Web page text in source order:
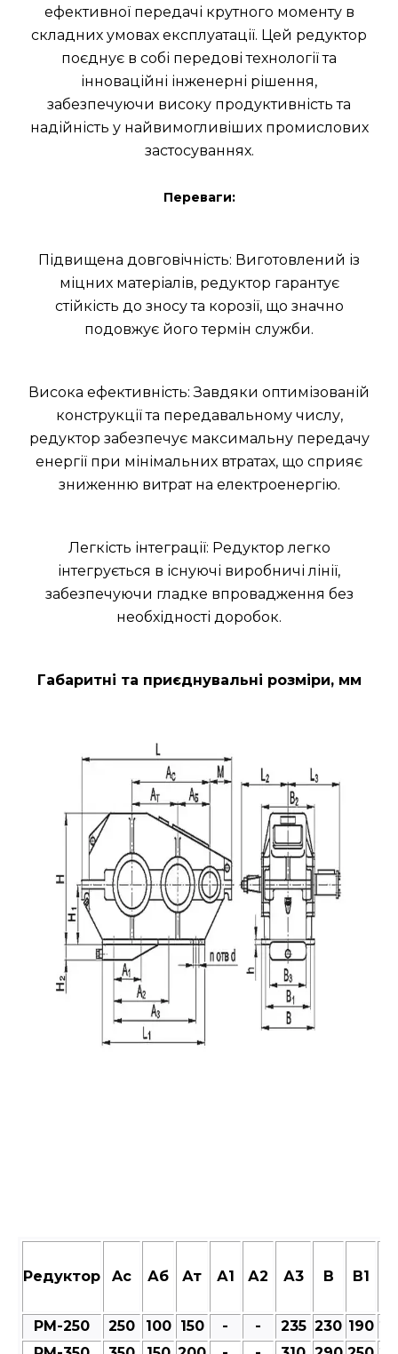
ефективної передачі крутного моменту в
складних умовах експлуатації. Цей редуктор
поєднує в собі передові технології та
інноваційні інженерні рішення,
забезпечуючи високу продуктивність та
надійність у найвимогливіших промислових
застосуваннях.
Переваги:
Підвищена довговічність: Виготовлений із
міцних матеріалів, редуктор гарантує
стійкість до зносу та корозії, що значно
подовжує його термін служби.
Висока ефективність: Завдяки оптимізованій
конструкції та передавальному числу,
редуктор забезпечує максимальну передачу
енергії при мінімальних втратах, що сприяє
зниженню витрат на електроенергію.
Легкість інтеграції: Редуктор легко
інтегрується в існуючі виробничі лінії,
забезпечуючи гладке впровадження без
необхідності доробок.
Габаритні та приєднувальні розміри, мм
Редуктор Aс Аб Ат А1 А2 А3 В В1
РМ-250 250 100 150 - - 235 230 190